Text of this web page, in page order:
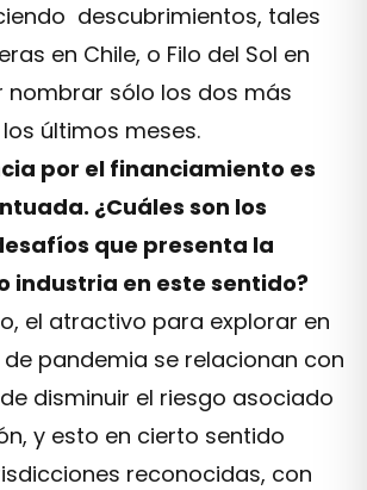
descubrimientos, tales
en Chile, o Filo del Sol en
nombrar sólo los dos más
últimos meses.
por el financiamiento es
¿Cuáles son los
que presenta la
industria en este sentido?
el atractivo para explorar en
pandemia se relacionan con
disminuir el riesgo asociado
y esto en cierto sentido
reconocidas, con